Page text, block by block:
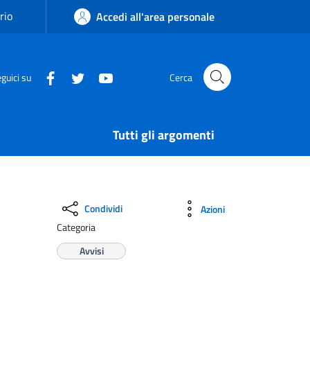
Accedi all'area personale
su Cerca
Tutti gli argomenti
Categoria
Avvisi
Condividi Azioni